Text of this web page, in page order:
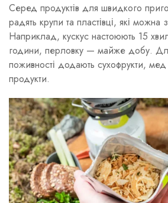
Серед продуктів для швидкого
радять крупи та пластівці, які
Наприклад, кускус настоюють 15
години, перловку — майже добу.
поживності додають сухофрукти,
продукти.